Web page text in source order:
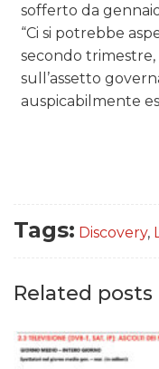
sofferto da
“Ci si potrebbe
secondo
sull’assetto
auspicabilmente
Tags: Discovery,
Related posts